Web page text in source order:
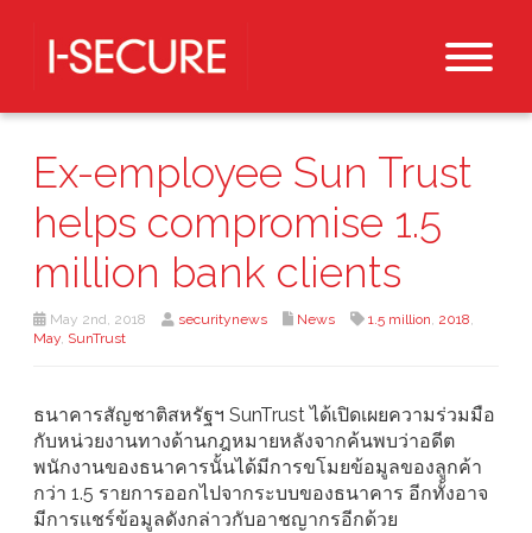
Ex-employee Sun Trust
helps compromise 1.5
million bank clients
May 2nd, 2018 securitynews News 1.5 million, 2018,
May, SunTrust
ธนาคารสัญชาติสหรัฐฯ SunTrust ได้เปิดเผยความร่วมมือ
กับหน่วยงานทางด้านกฎหมายหลังจากค้นพบว่าอดีต
พนักงานของธนาคารนั้นได้มีการขโมยข้อมูลของลูกค้า
กว่า 1.5 รายการออกไปจากระบบของธนาคาร อีกทั้งอาจ
มีการแชร์ข้อมูลดังกล่าวกับอาชญากรอีกด้วย